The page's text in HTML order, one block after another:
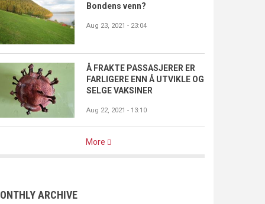
Bondens venn?
Aug 23, 2021 - 23:04
Å FRAKTE PASSASJERER ER
FARLIGERE ENN Å UTVIKLE OG
SELGE VAKSINER
Aug 22, 2021 - 13:10
More
ARCHIVE